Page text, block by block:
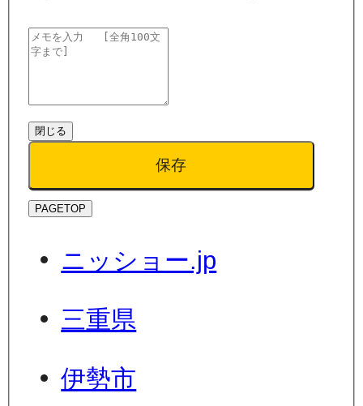
閉じる
保存
PAGETOP
ニッショー.jp
三重県
伊勢市